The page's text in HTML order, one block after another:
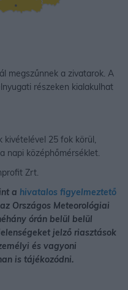
megszűnnek a zivatarok. A
részeken kialakulhat
25 fok körül,
napi középhőmérséklet.
Zrt.
a hivatalos figyelmeztető
az Országos Meteorológiai
órán belül belül
jelző riasztások
és vagyoni
is tájékozódni.